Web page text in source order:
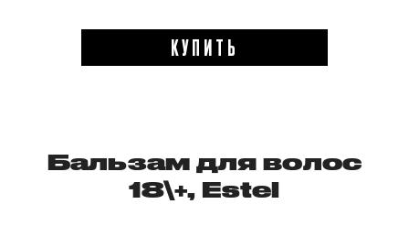
КУПИТЬ
Бальзам для волос
18\+, Estel